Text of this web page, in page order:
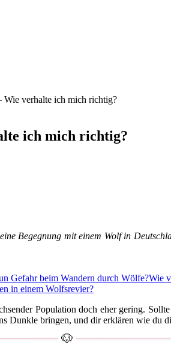
Wie verhalte ich mich richtig?
ich mich richtig?
Begegnung mit einem Wolf in
Gefahr beim Wandern durch Wölfe?Wie
in einem Wolfsrevier?
Population doch eher gering.
Dunkle bringen, und dir erklären wie du